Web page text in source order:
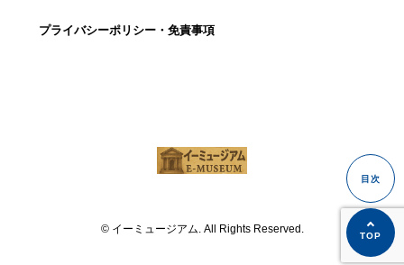
プライバシーポリシー・免責事項
© イーミュージアム. All Rights Reserved.